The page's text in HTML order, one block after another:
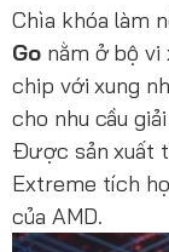
Chìa khóa làm
Gonằm ở bộ vi
chip với xung
cho nhu cầu
Được sản xuất
Extreme tích
của AMD.